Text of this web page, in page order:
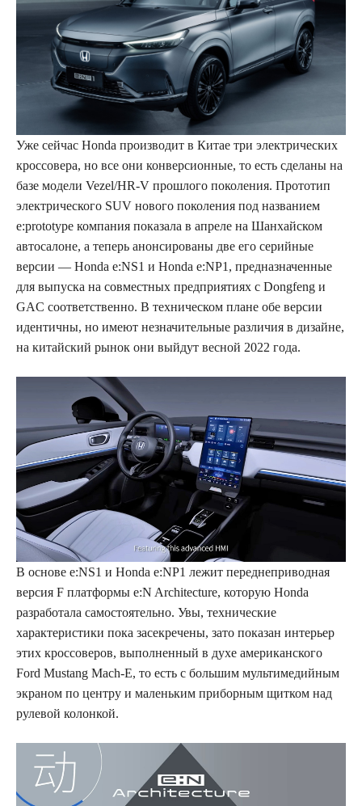
Уже сейчас Honda производит в Китае три электрических
кроссовера, но все они конверсионные, то есть сделаны на
базе модели Vezel/HR-V прошлого поколения. Прототип
электрического SUV нового поколения под названием
e:prototype компания показала в апреле на Шанхайском
автосалоне, а теперь анонсированы две его серийные
версии — Honda e:NS1 и Honda e:NP1, предназначенные
для выпуска на совместных предприятиях с Dongfeng и
GAC соответственно. В техническом плане обе версии
идентичны, но имеют незначительные различия в дизайне,
на китайский рынок они выйдут весной 2022 года.
В основе e:NS1 и Honda e:NP1 лежит переднеприводная
версия F платформы e:N Architecture, которую Honda
разработала самостоятельно. Увы, технические
характеристики пока засекречены, зато показан интерьер
этих кроссоверов, выполненный в духе американского
Ford Mustang Mach-E, то есть с большим мультимедийным
экраном по центру и маленьким приборным щитком над
рулевой колонкой.